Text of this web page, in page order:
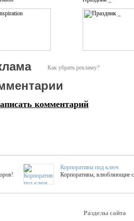
Как убрать рекламу?
комментарий
Корпоративы под ключ
Корпоративы, влюбляющие
цены!
Более 420 мастер-
Разделы сайта